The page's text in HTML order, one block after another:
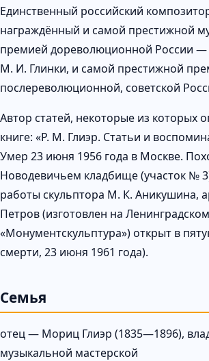
Единственный российский
награждённый и самой престижной
премией дореволюционной России
М. И. Глинки, и самой престижной
послереволюционной, советской
Автор статей, некоторые из которых
книге: «Р. М. Глиэр. Статьи и
Умер 23 июня 1956 года в Москве.
Новодевичьем кладбище (участок №
работы скульптора М. К. Аникушина,
Петров (изготовлен на
«Монументскульптура») открыт в
смерти, 23 июня 1961 года).
Семья
отец — Мориц Глиэр (1835—1896),
музыкальной мастерской